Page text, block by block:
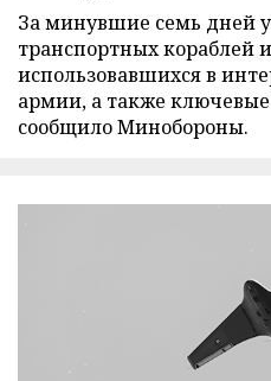
За минувшие семь дней
транспортных кораблей
использовавшихся в
армии, а также
сообщило Минобороны.